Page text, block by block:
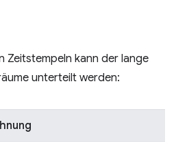
Zeitstempeln kann der lange
unterteilt werden: